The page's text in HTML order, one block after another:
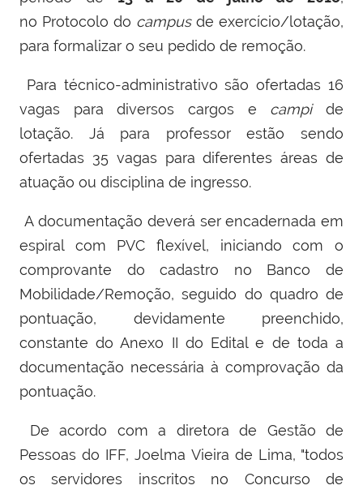
no Protocolo do campus de exercício/lotação,
para formalizar o seu pedido de remoção.
Para técnico-administrativo são ofertadas 16
vagas para diversos cargos e campide
lotação. Já para professor estão sendo
ofertadas 35 vagas para diferentes áreas de
atuação ou disciplina de ingresso.
Adocumentação deverá ser encadernada em
espiral com PVC flexível, iniciando com o
comprovante do cadastro no Banco de
Mobilidade/Remoção, seguido do quadro de
pontuação, devidamente preenchido,
constante do Anexo II do Edital e de toda a
documentação necessária à comprovação da
pontuação.
De acordo com a diretora de Gestão de
Pessoas do IFF, Joelma Vieira de Lima, "todos
os servidores inscritos no Concurso de